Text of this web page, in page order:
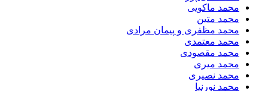
محمد ماکویی
محمد متین
محمد مظفری و پیمان مرادی
محمد معتمدی
محمد مقصودی
محمد میری
محمد نصیری
محمد نورنیا